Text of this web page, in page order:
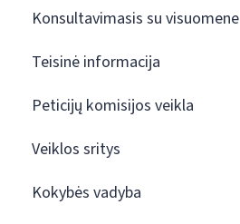
Konsultavimasis su visuomene
Teisinė informacija
Peticijų komisijos veikla
Veiklos sritys
Kokybės vadyba